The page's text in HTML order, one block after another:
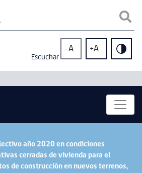
Escuchar
-A +A
año 2020 en condiciones
cerradas de vivienda para el
de construcción en nuevos terrenos,